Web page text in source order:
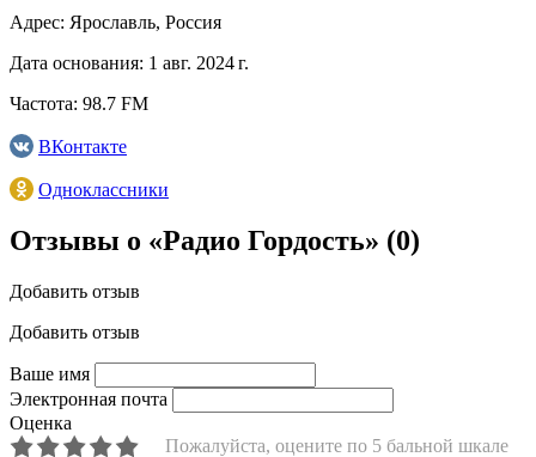
Адрес: Ярославль, Россия
Дата основания: 1 авг. 2024 г.
Частота: 98.7 FM
ВКонтакте
Одноклассники
Отзывы о «Радио Гордость» (0)
Добавить отзыв
Добавить отзыв
Ваше имя
Электронная почта
Оценка
Пожалуйста, оцените по 5 бальной шкале